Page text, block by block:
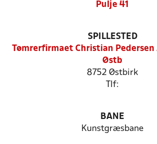
Pulje 41
SPILLESTED
Tømrerfirmaet Christian
Østb
8752 Østbirk
Tlf:
BANE
Kunstgræsbane